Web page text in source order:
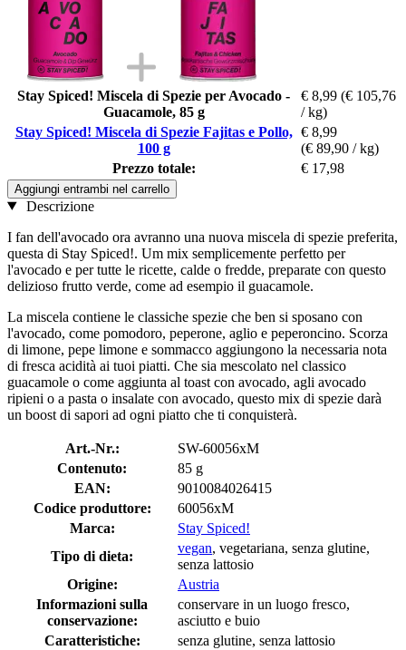
Stay Spiced! Miscela di Spezie per Avocado -
Guacamole, 85 g
€ 8,99 (€ 105,76
/ kg)
Stay Spiced! Miscela di Spezie Fajitas e Pollo,
100 g
€ 8,99
(€ 89,90 / kg)
Prezzo totale:
€ 17,98
Aggiungi entrambi nel carrello
Descrizione
I fan dell'avocado ora avranno una nuova miscela di spezie preferita,
questa di Stay Spiced!. Um mix semplicemente perfetto per
l'avocado e per tutte le ricette, calde o fredde, preparate con questo
delizioso frutto verde, come ad esempio il guacamole.
La miscela contiene le classiche spezie che ben si sposano con
l'avocado, come pomodoro, peperone, aglio e peperoncino. Scorza
di limone, pepe limone e sommacco aggiungono la necessaria nota
di fresca acidità ai tuoi piatti. Che sia mescolato nel classico
guacamole o come aggiunta al toast con avocado, agli avocado
ripieni o a pasta o insalate con avocado, questo mix di spezie darà
un boost di sapori ad ogni piatto che ti conquisterà.
Art.-Nr.:
SW-60056xM
Contenuto:
85 g
EAN:
9010084026415
Codice produttore:
60056xM
Marca:
Stay Spiced!
Tipo di dieta:
vegan, vegetariana, senza glutine,
senza lattosio
Origine:
Austria
Informazioni sulla
conservazione:
conservare in un luogo fresco,
asciutto e buio
Caratteristiche:
senza glutine, senza lattosio